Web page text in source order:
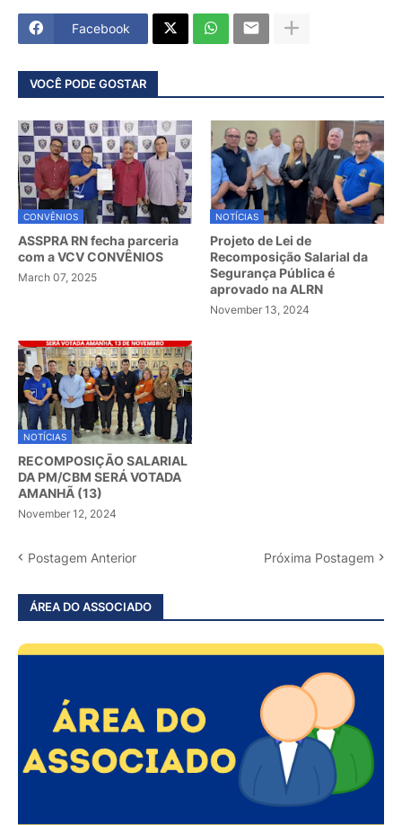
Facebook
VOCÊ PODE GOSTAR
CONVÊNIOS
ASSPRA RN fecha parceria
com a VCV CONVÊNIOS
March 07, 2025
NOTÍCIAS
Projeto de Lei de
Recomposição Salarial da
Segurança Pública é
aprovado na ALRN
November 13, 2024
NOTÍCIAS
RECOMPOSIÇÃO SALARIAL
DA PM/CBM SERÁ VOTADA
AMANHÃ (13)
November 12, 2024
Postagem Anterior Próxima Postagem
ÁREA DO ASSOCIADO